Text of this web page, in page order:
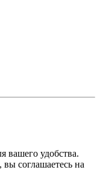
вашего удобства.
соглашаетесь на